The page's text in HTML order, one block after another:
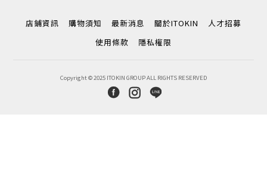
店鋪資訊 購物須知 最新消息 關於ITOKIN
人才招募
使用條款
隱私權限
Copyright © 2025 ITOKIN GROUP ALL RIGHTS RESERVED